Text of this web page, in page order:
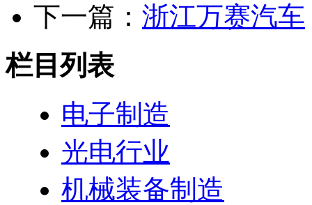
下一篇： 浙江万赛汽车
栏目列表
电子制造
光电行业
机械装备制造